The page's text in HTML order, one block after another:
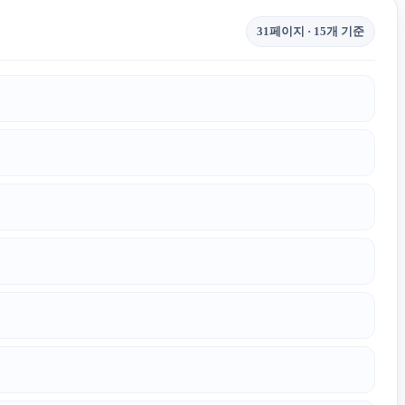
31페이지 · 15개 기준